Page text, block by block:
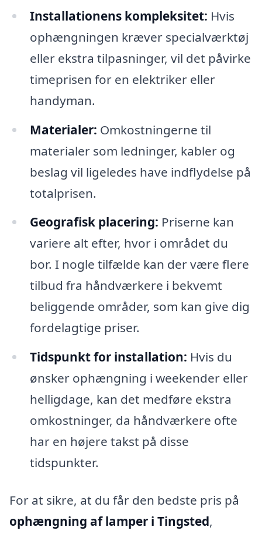
Installationens kompleksitet: Hvis
ophængningen kræver specialværktøj
eller ekstra tilpasninger, vil det påvirke
timeprisen for en elektriker eller
handyman.
Materialer: Omkostningerne til
materialer som ledninger, kabler og
beslag vil ligeledes have indflydelse på
totalprisen.
Geografisk placering: Priserne kan
variere alt efter, hvor i området du
bor. I nogle tilfælde kan der være flere
tilbud fra håndværkere i bekvemt
beliggende områder, som kan give dig
fordelagtige priser.
Tidspunkt for installation: Hvis du
ønsker ophængning i weekender eller
helligdage, kan det medføre ekstra
omkostninger, da håndværkere ofte
har en højere takst på disse
tidspunkter.
For at sikre, at du får den bedste pris på
ophængning af lamper i Tingsted,